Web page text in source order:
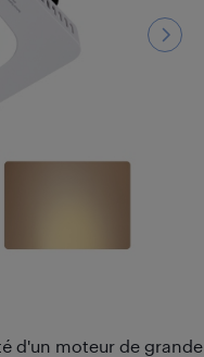
d'un moteur de grande